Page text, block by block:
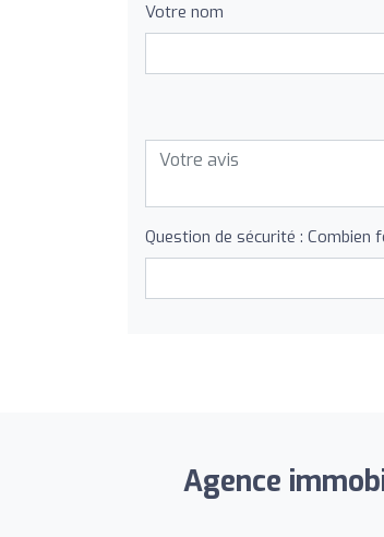
Votre nom
Question de sécurité : Combien
Agence